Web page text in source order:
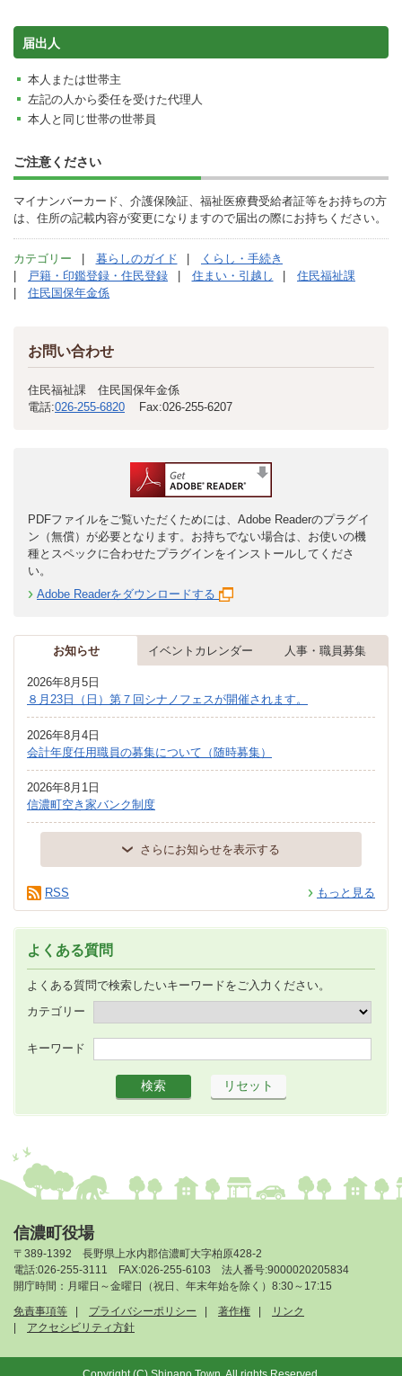
届出人
本人または世帯主
左記の人から委任を受けた代理人
本人と同じ世帯の世帯員
ご注意ください
マイナンバーカード、介護保険証、福祉医療費受給者証等をお持ちの方
は、住所の記載内容が変更になりますので届出の際にお持ちください。
カテゴリー 暮らしのガイド
くらし・手続き
戸籍・印鑑登録・住民登録
住まい・引越し
住民福祉課
住民国保年金係
お問い合わせ
住民福祉課 住民国保年金係
電話:026-255-6820 Fax:026-255-6207
PDFファイルをご覧いただくためには、Adobe Readerのプラグイ
ン（無償）が必要となります。お持ちでない場合は、お使いの機
種とスペックに合わせたプラグインをインストールしてくださ
い。
Adobe Readerをダウンロードする
お知らせ イベントカレンダー 人事・職員募集
2026年8月5日
８月23日（日）第７回シナノフェスが開催されます。
2026年8月4日
会計年度任用職員の募集について（随時募集）
2026年8月1日
信濃町空き家バンク制度
さらにお知らせを表示する
もっと見る
RSS
よくある質問
よくある質問で検索したいキーワードをご入力ください。
カテゴリー
キーワード
信濃町役場
〒389-1392 長野県上水内郡信濃町大字柏原428-2
電話:026-255-3111 FAX:026-255-6103 法人番号:9000020205834
開庁時間：月曜日～金曜日（祝日、年末年始を除く）8:30～17:15
免責事項等
プライバシーポリシー 著作権
リンク
アクセシビリティ方針